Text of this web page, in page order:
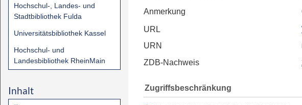
Hochschul-, Landes- und
Stadtbibliothek Fulda
Universitätsbibliothek Kassel
Hochschul- und
Landesbibliothek RheinMain
Inhalt
Anmerkung
URL
URN
ZDB-Nachweis
Zugriffsbeschränkung